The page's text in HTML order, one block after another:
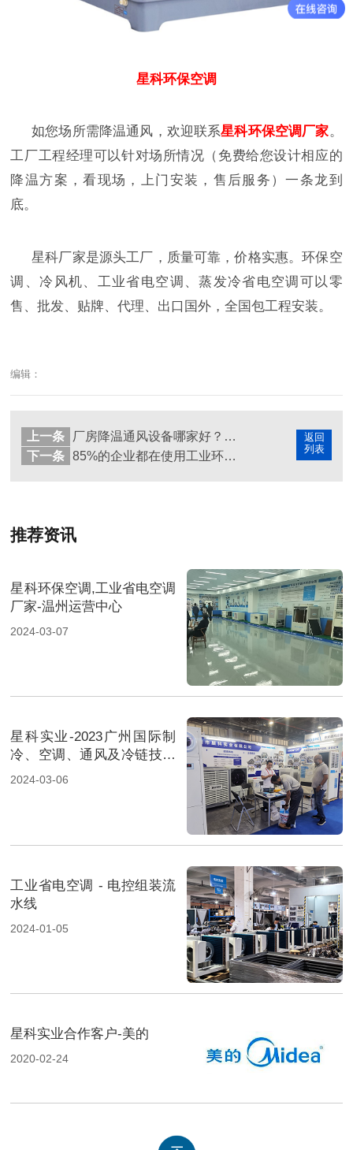
星科环保空调
如您场所需降温通风，欢迎联系星科环保空调厂家。
工厂工程经理可以针对场所情况（免费给您设计相应的
降温方案，看现场，上门安装，售后服务）一条龙到
底。
星科厂家是源头工厂，质量可靠，价格实惠。环保空
调、冷风机、工业省电空调、蒸发冷省电空调可以零
售、批发、贴牌、代理、出口国外，全国包工程安装。
编辑：
返回
列表
上一条
厂房降温通风设备哪家好？环保空调厂家来告诉你！
下一条
85%的企业都在使用工业环保空调给厂房车间降温通风
推荐资讯
星科环保空调,工业省电空调
厂家-温州运营中心
2024-03-07
星科实业-2023广州国际制
冷、空调、通风及冷链技术
展览会-2
2024-03-06
工业省电空调 - 电控组装流
水线
2024-01-05
星科实业合作客户-美的
2020-02-24